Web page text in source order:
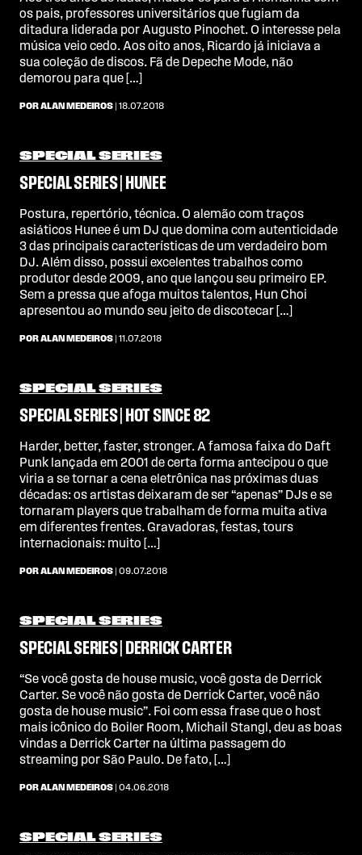
os pais, professores universitários que fugiam da
ditadura liderada por Augusto Pinochet. O interesse pela
música veio cedo. Aos oito anos, Ricardo já iniciava a
sua coleção de discos. Fã de Depeche Mode, não
demorou para que […]
POR ALAN MEDEIROS | 18.07.2018
SPECIAL SERIES
SPECIAL SERIES | HUNEE
Postura, repertório, técnica. O alemão com traços
asiáticos Hunee é um DJ que domina com autenticidade
3 das principais características de um verdadeiro bom
DJ. Além disso, possui excelentes trabalhos como
produtor desde 2009, ano que lançou seu primeiro EP.
Sem a pressa que afoga muitos talentos, Hun Choi
apresentou ao mundo seu jeito de discotecar […]
POR ALAN MEDEIROS | 11.07.2018
SPECIAL SERIES
SPECIAL SERIES | HOT SINCE 82
Harder, better, faster, stronger. A famosa faixa do Daft
Punk lançada em 2001 de certa forma antecipou o que
viria a se tornar a cena eletrônica nas próximas duas
décadas: os artistas deixaram de ser “apenas” DJs e se
tornaram players que trabalham de forma muita ativa
em diferentes frentes. Gravadoras, festas, tours
internacionais: muito […]
POR ALAN MEDEIROS | 09.07.2018
SPECIAL SERIES
SPECIAL SERIES | DERRICK CARTER
“Se você gosta de house music, você gosta de Derrick
Carter. Se você não gosta de Derrick Carter, você não
gosta de house music”. Foi com essa frase que o host
mais icônico do Boiler Room, Michail Stangl, deu as boas
vindas a Derrick Carter na última passagem do
streaming por São Paulo. De fato, […]
POR ALAN MEDEIROS | 04.06.2018
SPECIAL SERIES